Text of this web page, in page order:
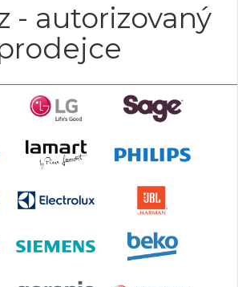
- autorizovaný